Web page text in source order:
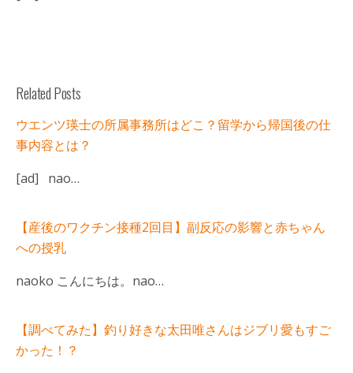
Related Posts
ウエンツ瑛士の所属事務所はどこ？留学から帰国後の仕
事内容とは？
[ad] nao…
【産後のワクチン接種2回目】副反応の影響と赤ちゃん
への授乳
naoko こんにちは。nao…
【調べてみた】釣り好きな太田唯さんはジブリ愛もすご
かった！？